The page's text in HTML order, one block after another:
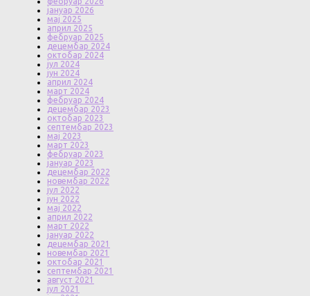
јануар 2026
мај 2025
април 2025
фебруар 2025
децембар 2024
октобар 2024
јул 2024
јун 2024
април 2024
март 2024
фебруар 2024
децембар 2023
октобар 2023
септембар 2023
мај 2023
март 2023
фебруар 2023
јануар 2023
децембар 2022
новембар 2022
јул 2022
јун 2022
мај 2022
април 2022
март 2022
јануар 2022
децембар 2021
новембар 2021
октобар 2021
септембар 2021
август 2021
јул 2021